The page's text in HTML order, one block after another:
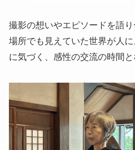
撮影の想いやエピソードを語
場所でも見えていた世界が人
に気づく、感性の交流の時間と